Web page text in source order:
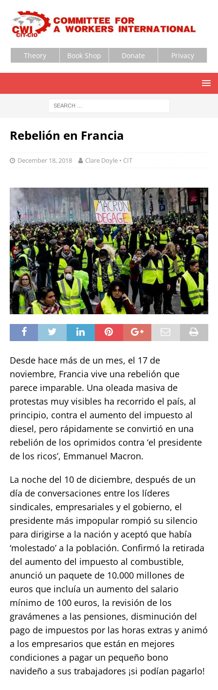
Theory Book Shop Donate Privacy
Rebelión en Francia
December 18, 2018 Clare Doyle • CIT
Desde hace más de un mes, el 17 de
noviembre, Francia vive una rebelión que
parece imparable. Una oleada masiva de
protestas muy visibles ha recorrido el país, al
principio, contra el aumento del impuesto al
diesel, pero rápidamente se convirtió en una
rebelión de los oprimidos contra ‘el presidente
de los ricos’, Emmanuel Macron.
La noche del 10 de diciembre, después de un
día de conversaciones entre los líderes
sindicales, empresariales y el gobierno, el
presidente más impopular rompió su silencio
para dirigirse a la nación y aceptó que había
‘molestado’ a la población. Confirmó la retirada
del aumento del impuesto al combustible,
anunció un paquete de 10.000 millones de
euros que incluía un aumento del salario
mínimo de 100 euros, la revisión de los
gravámenes a las pensiones, disminución del
pago de impuestos por las horas extras y animó
a los empresarios que están en mejores
condiciones a pagar un pequeño bono
navideño a sus trabajadores ¡si podían pagarlo!